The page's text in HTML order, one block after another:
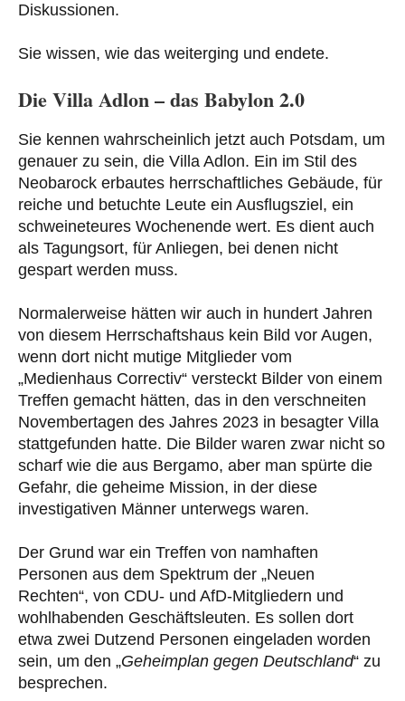
Diskussionen.
Sie wissen, wie das weiterging und endete.
Die Villa Adlon – das Babylon 2.0
Sie kennen wahrscheinlich jetzt auch Potsdam, um
genauer zu sein, die Villa Adlon. Ein im Stil des
Neobarock erbautes herrschaftliches Gebäude, für
reiche und betuchte Leute ein Ausflugsziel, ein
schweineteures Wochenende wert. Es dient auch
als Tagungsort, für Anliegen, bei denen nicht
gespart werden muss.
Normalerweise hätten wir auch in hundert Jahren
von diesem Herrschaftshaus kein Bild vor Augen,
wenn dort nicht mutige Mitglieder vom
„Medienhaus Correctiv“ versteckt Bilder von einem
Treffen gemacht hätten, das in den verschneiten
Novembertagen des Jahres 2023 in besagter Villa
stattgefunden hatte. Die Bilder waren zwar nicht so
scharf wie die aus Bergamo, aber man spürte die
Gefahr, die geheime Mission, in der diese
investigativen Männer unterwegs waren.
Der Grund war ein Treffen von namhaften
Personen aus dem Spektrum der „Neuen
Rechten“, von CDU- und AfD-Mitgliedern und
wohlhabenden Geschäftsleuten. Es sollen dort
etwa zwei Dutzend Personen eingeladen worden
sein, um den „Geheimplan gegen Deutschland“ zu
besprechen.